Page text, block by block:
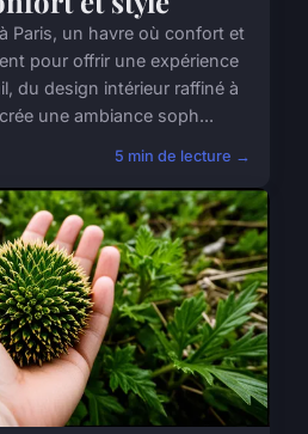
Paris, un havre où confort et
pour offrir une expérience
du design intérieur raffiné à
une ambiance soph...
5 min de lecture →